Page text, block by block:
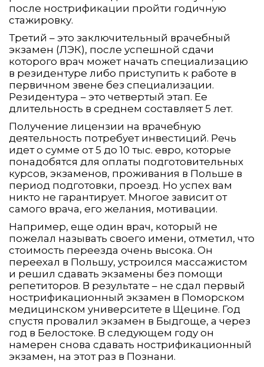
после нострификации пройти годичную
стажировку.
Третий – это заключительный врачебный
экзамен (ЛЭК), после успешной сдачи
которого врач может начать специализацию
в резидентуре либо приступить к работе в
первичном звене без специализации.
Резидентура – это четвертый этап. Ее
длительность в среднем составляет 5 лет.
Получение лицензии на врачебную
деятельность потребует инвестиций. Речь
идет о сумме от 5 до 10 тыс. евро, которые
понадобятся для оплаты подготовительных
курсов, экзаменов, проживания в Польше в
период подготовки, проезд. Но успех вам
никто не гарантирует. Многое зависит от
самого врача, его желания, мотивации.
Например, еще один врач, который не
пожелал называть своего имени, отметил, что
стоимость переезда очень высока. Он
переехал в Польшу, устроился массажистом
и решил сдавать экзамены без помощи
репетиторов. В результате – не сдал первый
нострификационный экзамен в Поморском
медицинском университете в Щецине. Год
спустя провалил экзамен в Быдгоще, а через
год в Белостоке. В следующем году он
намерен снова сдавать нострификационный
экзамен, на этот раз в Познани.